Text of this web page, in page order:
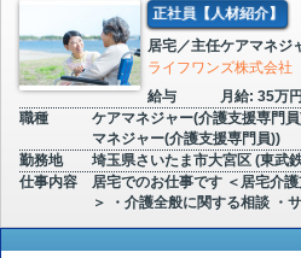
正社員【人材紹介】
居宅／主任ケアマネジ
ライフワンズ株式会社
給与
月給: 35万
職種
ケアマネジャー(介護支援専門
マネジャー(介護支援専門員))
勤務地
埼玉県さいたま市大宮区 (東武
仕事内容
居宅でのお仕事です ＜居宅介
＞ ・介護全般に関する相談 ・